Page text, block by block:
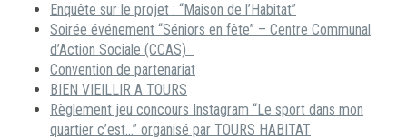
Enquête sur le projet : “Maison de l’Habitat”
Soirée événement “Séniors en fête” – Centre Communal
d’Action Sociale (CCAS)
Convention de partenariat
BIEN VIEILLIR A TOURS
Règlement jeu concours Instagram “Le sport dans mon
quartier c’est…” organisé par TOURS HABITAT